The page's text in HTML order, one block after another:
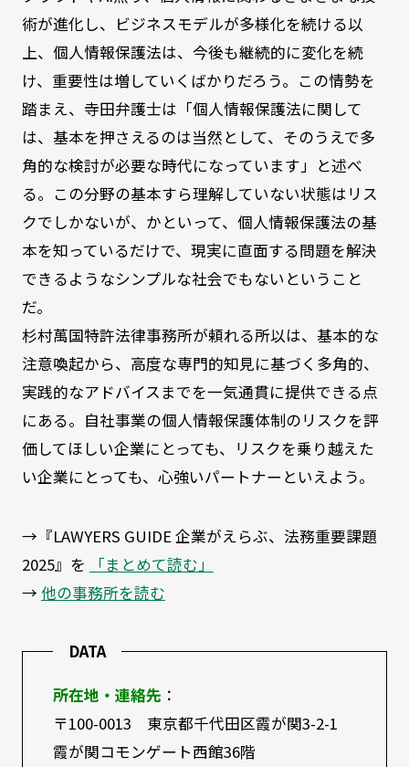
術が進化し、ビジネスモデルが多様化を続ける以
上、個人情報保護法は、今後も継続的に変化を続
け、重要性は増していくばかりだろう。この情勢を
踏まえ、寺田弁護士は「個人情報保護法に関して
は、基本を押さえるのは当然として、そのうえで多
角的な検討が必要な時代になっています」と述べ
る。この分野の基本すら理解していない状態はリス
クでしかないが、かといって、個人情報保護法の基
本を知っているだけで、現実に直面する問題を解決
できるようなシンプルな社会でもないということ
だ。
杉村萬国特許法律事務所が頼れる所以は、基本的な
注意喚起から、高度な専門的知見に基づく多角的、
実践的なアドバイスまでを一気通貫に提供できる点
にある。自社事業の個人情報保護体制のリスクを評
価してほしい企業にとっても、リスクを乗り越えた
い企業にとっても、心強いパートナーといえよう。
→『LAWYERS GUIDE 企業がえらぶ、法務重要課題
2025』を
「まとめて読む」
→ 他の事務所を読む
DATA
所在地・連絡先 ：
〒100-0013 東京都千代田区霞が関3-2-1
霞が関コモンゲート西館36階